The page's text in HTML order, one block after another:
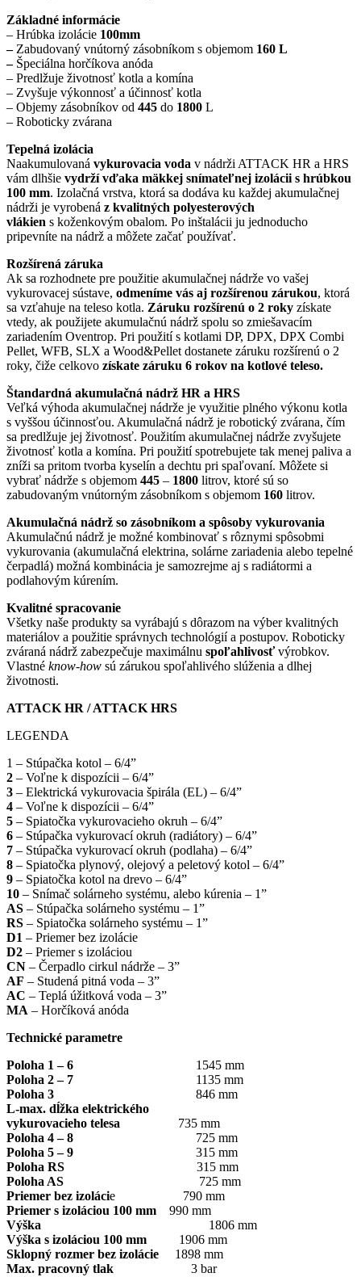
Základné informácie
– Hrúbka izolácie 100mm
– Zabudovaný vnútorný zásobníkom s objemom 160 L
– Špeciálna horčíkova anóda
– Predlžuje životnosť kotla a komína
– Zvyšuje výkonnosť a účinnosť kotla
– Objemy zásobníkov od 445 do 1800 L
– Roboticky zvárana
Tepelná izolácia
Naakumulovaná vykurovacia voda v nádrži ATTACK HR a HRS
vám dlhšie vydrží vďaka mäkkej snímateľnej izolácii s hrúbkou
100 mm. Izolačná vrstva, ktorá sa dodáva ku každej akumulačnej
nádrži je vyrobená z kvalitných polyesterových
vlákien s koženkovým obalom. Po inštalácii ju jednoducho
pripevníte na nádrž a môžete začať používať.
Rozšírená záruka
Ak sa rozhodnete pre použitie akumulačnej nádrže vo vašej
vykurovacej sústave, odmeníme vás aj rozšírenou zárukou, ktorá
sa vzťahuje na teleso kotla. Záruku rozšírenú o 2 roky získate
vtedy, ak použijete akumulačnú nádrž spolu so zmiešavacím
zariadením Oventrop. Pri použití s kotlami DP, DPX, DPX Combi
Pellet, WFB, SLX a Wood&Pellet dostanete záruku rozšírenú o 2
roky, čiže celkovo získate záruku 6 rokov na kotlové teleso.
Štandardná akumulačná nádrž HR a HRS
Veľká výhoda akumulačnej nádrže je využitie plného výkonu kotla
s vyššou účinnosťou. Akumulačná nádrž je robotický zvárana, čím
sa predlžuje jej životnosť. Použitím akumulačnej nádrže zvyšujete
životnosť kotla a komína. Pri použití spotrebujete tak menej paliva a
zníži sa pritom tvorba kyselín a dechtu pri spaľovaní. Môžete si
vybrať nádrže s objemom 445 – 1800 litrov, ktoré sú so
zabudovaným vnútorným zásobníkom s objemom 160 litrov.
Akumulačná nádrž so zásobníkom a spôsoby vykurovania
Akumulačnú nádrž je možné kombinovať s rôznymi spôsobmi
vykurovania (akumulačná elektrina, solárne zariadenia alebo tepelné
čerpadlá) možná kombinácia je samozrejme aj s radiátormi a
podlahovým kúrením.
Kvalitné spracovanie
Všetky naše produkty sa vyrábajú s dôrazom na výber kvalitných
materiálov a použitie správnych technológií a postupov. Roboticky
zváraná nádrž zabezpečuje maximálnu spoľahlivosťvýrobkov.
Vlastné know-how sú zárukou spoľahlivého slúženia a dlhej
životnosti.
ATTACK HR / ATTACK HRS
LEGENDA
1 – Stúpačka kotol – 6/4”
2 – Voľne k dispozícii – 6/4”
3 – Elektrická vykurovacia špirála (EL) – 6/4”
4 – Voľne k dispozícii – 6/4”
5 – Spiatočka vykurovacieho okruh – 6/4”
6 – Stúpačka vykurovací okruh (radiátory) – 6/4”
7 – Stúpačka vykurovací okruh (podlaha) – 6/4”
8 – Spiatočka plynový, olejový a peletový kotol – 6/4”
9 – Spiatočka kotol na drevo – 6/4”
10 – Snímač solárneho systému, alebo kúrenia – 1”
AS – Stúpačka solárneho systému – 1”
RS – Spiatočka solárneho systému – 1”
D1 – Priemer bez izolácie
D2 – Priemer s izoláciou
CN – Čerpadlo cirkul nádrže – 3”
AF – Studená pitná voda – 3”
AC – Teplá úžitková voda – 3”
MA – Horčíková anóda
Technické parametre
Poloha 1 – 6 1545 mm
Poloha 2 – 7 1135 mm
Poloha 3
846 mm
L-max. dĺžka elektrického
vykurovacieho telesa 735 mm
Poloha 4 – 8 725 mm
Poloha 5 – 9 315 mm
Poloha RS
315 mm
Poloha AS 725 mm
Priemer bez izolácie 790 mm
Priemer s izoláciou 100 mm 990 mm
Výška 1806 mm
Výška s izoláciou 100 mm 1906 mm
Sklopný rozmer bez izolácie
1898 mm
Max. pracovný tlak 3 bar